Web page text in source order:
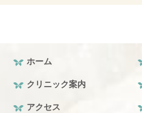
ホーム
クリニック案内
アクセス